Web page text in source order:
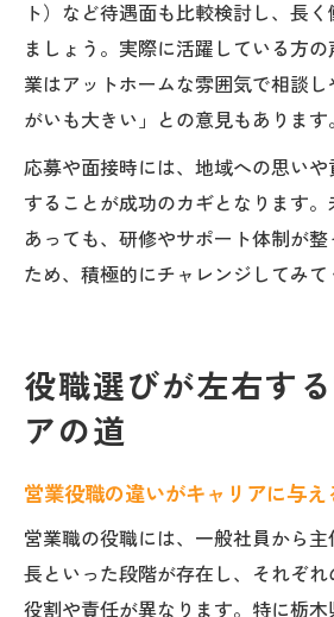
ト）など待遇面も比較検討し、長
ましょう。実際に活躍している方
業はアットホームな雰囲気で相談し
がいも大きい」との意見もあります
応募や面接時には、地域への思い
することが成功のカギとなります
あっても、研修やサポート体制が
ため、積極的にチャレンジしてみて
役職選びが左右す
アの道
営業役職の違いがキャリアに与え
営業職の役職には、一般社員から
長といった段階が存在し、それぞれ
役割や責任が異なります。特に栃木